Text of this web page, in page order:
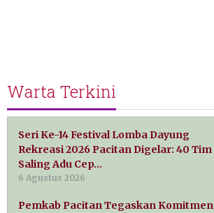
Warta Terkini
Seri Ke-14 Festival Lomba Dayung
Rekreasi 2026 Pacitan Digelar: 40 Tim
Saling Adu Cep…
6 Agustus 2026
Pemkab Pacitan Tegaskan Komitmen